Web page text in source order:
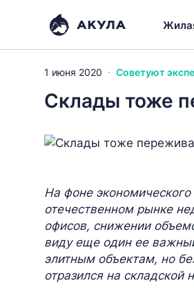
1 июня 2020 Советуют
Склады тоже
На фоне
отечественном рынке
офисов, снижении
виду еще один ее
элитным объектам, но
отразился на